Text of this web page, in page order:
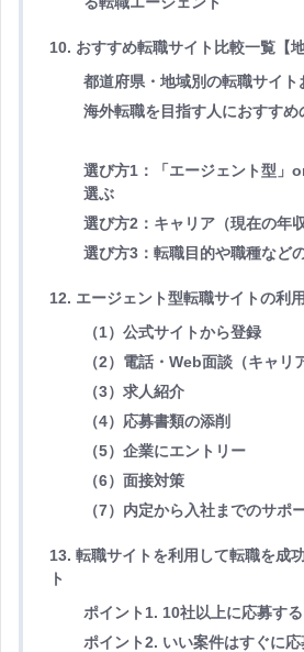
10. おすすめ転職サイト比較一覧【地
都道府県・地域別の転職サイト
海外転職を目指す人におすすめ
選び方1：「エージェント型」
選ぶ
選び方2：キャリア（現在の年
選び方3：転職目的や職種など
12. エージェント型転職サイトの利
（1）公式サイトから登録
（2）電話・Web面談（キャリ
（3）求人紹介
（4）応募書類の添削
（5）企業にエントリー
（6）面接対策
（7）内定から入社までのサポ
13. 転職サイトを利用して転職を成
ト
ポイント1. 10社以上に応募する
ポイント2. いい案件はすぐに応